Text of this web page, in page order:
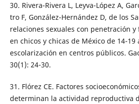
30. Rivera-Rivera L, Leyva-López A,
tro F, González-Hernández D, de los
relaciones sexuales con penetración y
en chicos y chicas de México de 14-19
escolarización en centros públicos.
30(1): 24-30.
31. Flórez CE. Factores
determinan la actividad reproductiva